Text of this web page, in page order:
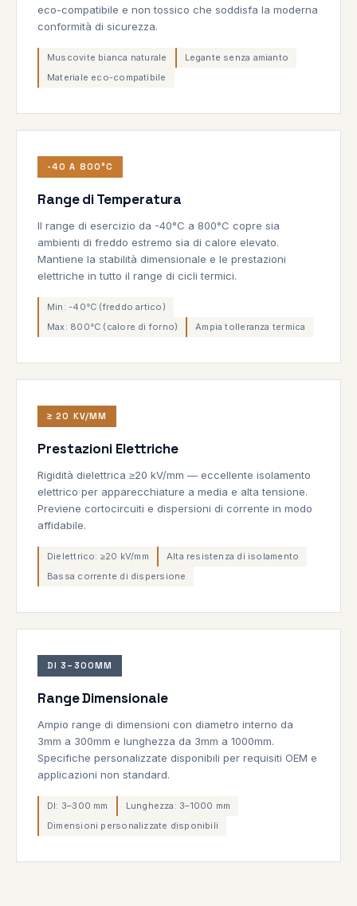
eco-compatibile e non tossico che soddisfa la moderna
conformità di sicurezza.
Muscovite bianca naturale
Legante senza amianto
Materiale eco-compatibile
-40 A 800°C
Range di Temperatura
Il range di esercizio da -40°C a 800°C copre sia
ambienti di freddo estremo sia di calore elevato.
Mantiene la stabilità dimensionale e le prestazioni
elettriche in tutto il range di cicli termici.
Min: -40°C (freddo artico)
Max: 800°C (calore di forno)
Ampia tolleranza termica
≥ 20 KV/MM
Prestazioni Elettriche
Rigidità dielettrica ≥20 kV/mm — eccellente isolamento
elettrico per apparecchiature a media e alta tensione.
Previene cortocircuiti e dispersioni di corrente in modo
affidabile.
Dielettrico: ≥20 kV/mm
Alta resistenza di isolamento
Bassa corrente di dispersione
DI 3–300MM
Range Dimensionale
Ampio range di dimensioni con diametro interno da
3mm a 300mm e lunghezza da 3mm a 1000mm.
Specifiche personalizzate disponibili per requisiti OEM e
applicazioni non standard.
DI: 3–300 mm
Lunghezza: 3–1000 mm
Dimensioni personalizzate disponibili